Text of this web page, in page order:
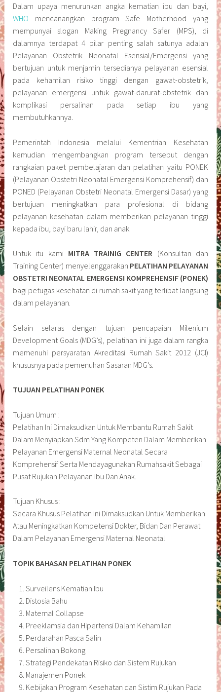
Dalam upaya menurunkan angka kematian ibu dan bayi,
WHO mencanangkan program Safe Motherhood yang
mempunyai slogan Making Pregnancy Safer (MPS), di
dalamnya terdapat 4 pilar penting salah satunya adalah
Pelayanan Obstetrik Neonatal Esensial/Emergensi yang
bertujuan untuk menjamin tersedianya pelayanan esensial
pada kehamilan risiko tinggi dengan gawat-obstetrik,
pelayanan emergensi untuk gawat-darurat-obstetrik dan
komplikasi persalinan pada setiap ibu yang
membutuhkannya.
Pemerintah Indonesia melalui Kementrian Kesehatan
kemudian mengembangkan program tersebut dengan
rangkaian paket pembelajaran dan pelatihan yaitu PONEK
(Pelayanan Obstetri Neonatal Emergensi Komprehensif) dan
PONED (Pelayanan Obstetri Neonatal Emergensi Dasar) yang
bertujuan meningkatkan para profesional di bidang
pelayanan kesehatan dalam memberikan pelayanan tinggi
kepada ibu, bayi baru lahir, dan anak.
Untuk itu kami MITRA TRAINIG CENTER (Konsultan dan
Training Center) menyelenggarakan PELATIHAN PELAYANAN
OBSTETRI NEONATAL EMERGENSI KOMPREHENSIF (PONEK)
bagi petugas kesehatan di rumah sakit yang terlibat langsung
dalam pelayanan.
Selain selaras dengan tujuan pencapaian Milenium
Development Goals (MDG’s), pelatihan ini juga dalam rangka
memenuhi persyaratan Akreditasi Rumah Sakit 2012 (JCI)
khususnya pada pemenuhan Sasaran MDG’s.
TUJUAN PELATIHAN PONEK
Tujuan Umum :
Pelatihan Ini Dimaksudkan Untuk Membantu Rumah Sakit
Dalam Menyiapkan Sdm Yang Kompeten Dalam Memberikan
Pelayanan Emergensi Maternal Neonatal Secara
Komprehensif Serta Mendayagunakan Rumahsakit Sebagai
Pusat Rujukan Pelayanan Ibu Dan Anak.
Tujuan Khusus :
Secara Khusus Pelatihan Ini Dimaksudkan Untuk Memberikan
Atau Meningkatkan Kompetensi Dokter, Bidan Dan Perawat
Dalam Pelayanan Emergensi Maternal Neonatal
TOPIK BAHASAN PELATIHAN PONEK
Surveilens Kematian Ibu
Distosia Bahu
Maternal Collapse
Preeklamsia dan Hipertensi Dalam Kehamilan
Perdarahan Pasca Salin
Persalinan Bokong
Strategi Pendekatan Risiko dan Sistem Rujukan
Manajemen Ponek
Kebijakan Program Kesehatan dan Sistim Rujukan Pada